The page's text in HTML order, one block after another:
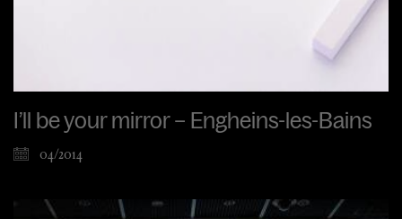
I’ll be your mirror – Engheins-les-Bains
04/2014